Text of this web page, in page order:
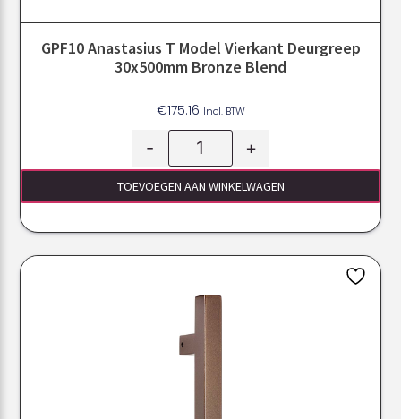
GPF10 Anastasius T Model Vierkant Deurgreep
30x500mm Bronze Blend
€175.16 Incl. BTW
- +
TOEVOEGEN AAN WINKELWAGEN